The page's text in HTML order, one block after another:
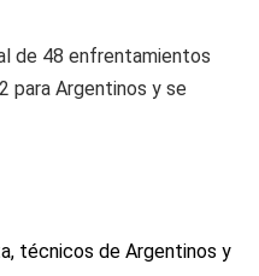
de 48 enfrentamientos
para Argentinos y se